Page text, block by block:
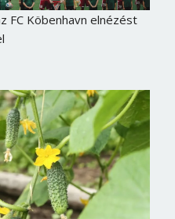
FC Köbenhavn elnézést